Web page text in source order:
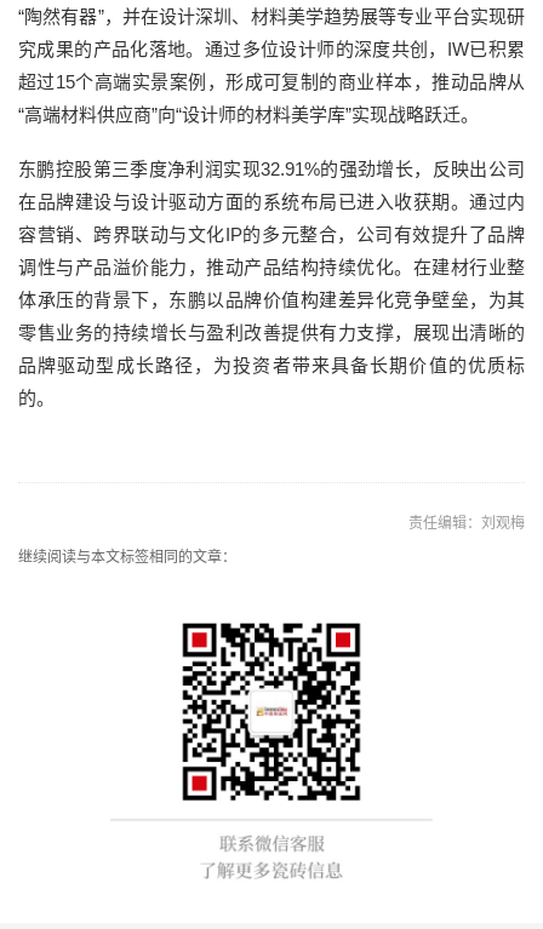
“陶然有器”，并在设计深圳、材料美学趋势展等专业平台实现研
究成果的产品化落地。通过多位设计师的深度共创，IW已积累
超过15个高端实景案例，形成可复制的商业样本，推动品牌从
“高端材料供应商”向“设计师的材料美学库”实现战略跃迁。
东鹏控股第三季度净利润实现32.91%的强劲增长，反映出公司
在品牌建设与设计驱动方面的系统布局已进入收获期。通过内
容营销、跨界联动与文化IP的多元整合，公司有效提升了品牌
调性与产品溢价能力，推动产品结构持续优化。在建材行业整
体承压的背景下，东鹏以品牌价值构建差异化竞争壁垒，为其
零售业务的持续增长与盈利改善提供有力支撑，展现出清晰的
品牌驱动型成长路径，为投资者带来具备长期价值的优质标
的。
责任编辑：刘观梅
继续阅读与本文标签相同的文章：